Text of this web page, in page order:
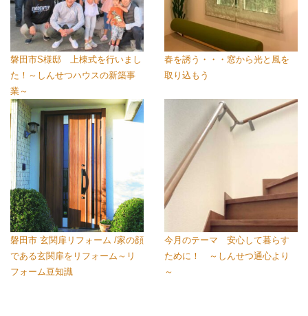
磐田市S様邸 上棟式を行いまし
た！～しんせつハウスの新築事
業～
春を誘う・・・窓から光と風を
取り込もう
磐田市 玄関扉リフォーム /家の顔
である玄関扉をリフォーム～リ
フォーム豆知識
今月のテーマ 安心して暮らす
ために！ ～しんせつ通心より
～